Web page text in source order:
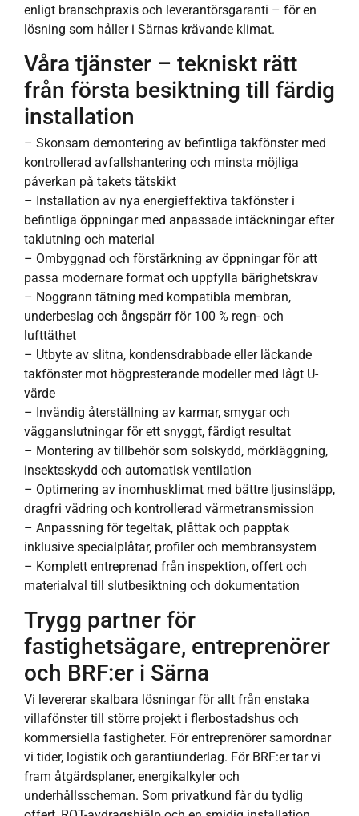
enligt branschpraxis och leverantörsgaranti – för en
lösning som håller i Särnas krävande klimat.
Våra tjänster – tekniskt rätt
från första besiktning till färdig
installation
– Skonsam demontering av befintliga takfönster med
kontrollerad avfallshantering och minsta möjliga
påverkan på takets tätskikt
– Installation av nya energieffektiva takfönster i
befintliga öppningar med anpassade intäckningar efter
taklutning och material
– Ombyggnad och förstärkning av öppningar för att
passa modernare format och uppfylla bärighetskrav
– Noggrann tätning med kompatibla membran,
underbeslag och ångspärr för 100 % regn- och
lufttäthet
– Utbyte av slitna, kondensdrabbade eller läckande
takfönster mot högpresterande modeller med lågt U-
värde
– Invändig återställning av karmar, smygar och
vägganslutningar för ett snyggt, färdigt resultat
– Montering av tillbehör som solskydd, mörkläggning,
insektsskydd och automatisk ventilation
– Optimering av inomhusklimat med bättre ljusinsläpp,
dragfri vädring och kontrollerad värmetransmission
– Anpassning för tegeltak, plåttak och papptak
inklusive specialplåtar, profiler och membransystem
– Komplett entreprenad från inspektion, offert och
materialval till slutbesiktning och dokumentation
Trygg partner för
fastighetsägare, entreprenörer
och BRF:er i Särna
Vi levererar skalbara lösningar för allt från enstaka
villafönster till större projekt i flerbostadshus och
kommersiella fastigheter. För entreprenörer samordnar
vi tider, logistik och garantiunderlag. För BRF:er tar vi
fram åtgärdsplaner, energikalkyler och
underhållsscheman. Som privatkund får du tydlig